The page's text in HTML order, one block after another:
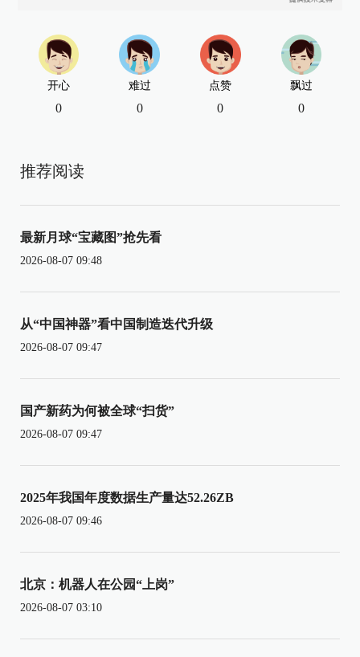
开心
0
难过
0
点赞
0
飘过
0
推荐阅读
最新月球“宝藏图”抢先看
2026-08-07 09:48
从“中国神器”看中国制造迭代升级
2026-08-07 09:47
国产新药为何被全球“扫货”
2026-08-07 09:47
2025年我国年度数据生产量达52.26ZB
2026-08-07 09:46
北京：机器人在公园“上岗”
2026-08-07 03:10